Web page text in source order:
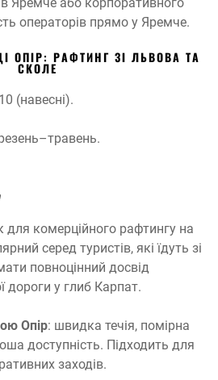
операторів прямо у Яремче.
ОПІР: РАФТИНГ ЗІ ЛЬВОВА ТА
СКОЛЕ
(навесні).
для комерційного рафтингу на
серед туристів, які їдуть зі
повноцінний досвід
дороги у глиб Карпат.
Опір: швидка течія, помірна
доступність. Підходить для
заходів.